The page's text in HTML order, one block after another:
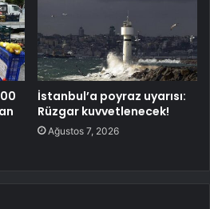
İstanbul’a poyraz uyarısı:
Rüzgar kuvvetlenecek!
Ağustos 7, 2026